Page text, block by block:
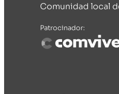
Comunidad local
Patrocinador: